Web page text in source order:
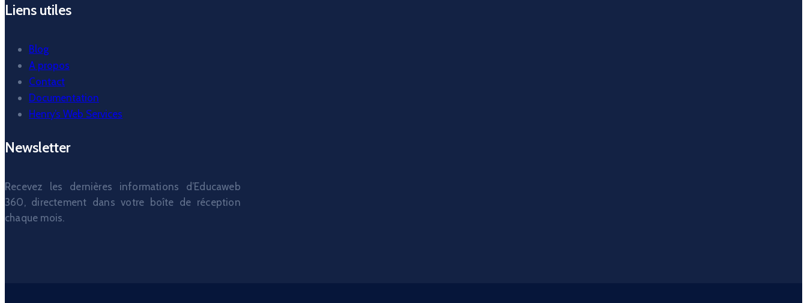
Liens utiles
Blog
A propos
Contact
Documentation
Henry’s Web Services
Newsletter
Recevez les dernières informations d’Educaweb
360, directement dans votre boîte de réception
chaque mois.